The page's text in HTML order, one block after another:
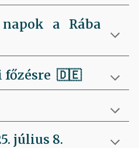
a Rába
főzésre🇩🇪
július 8.